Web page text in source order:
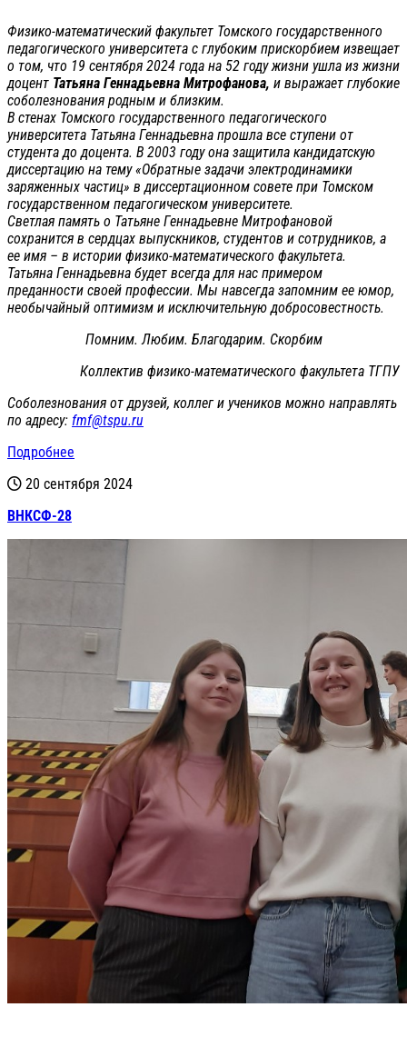
Физико-математический факультет Томского государственного
педагогического университета с глубоким прискорбием извещает
о том, что 19 сентября 2024 года на 52 году жизни ушла из жизни
доцент Татьяна Геннадьевна Митрофанова, и выражает глубокие
соболезнования родным и близким.
В стенах Томского государственного педагогического
университета Татьяна Геннадьевна прошла все ступени от
студента до доцента. В 2003 году она защитила кандидатскую
диссертацию на тему «Обратные задачи электродинамики
заряженных частиц» в диссертационном совете при Томском
государственном педагогическом университете.
Светлая память о Татьяне Геннадьевне Митрофановой
сохранится в сердцах выпускников, студентов и сотрудников, а
ее имя – в истории физико-математического факультета.
Татьяна Геннадьевна будет всегда для нас примером
преданности своей профессии. Мы навсегда запомним ее юмор,
необычайный оптимизм и исключительную добросовестность.
Помним. Любим. Благодарим. Скорбим
Коллектив физико-математического факультета ТГПУ
Соболезнования от друзей, коллег и учеников можно направлять
по адресу: fmf@tspu.ru
Подробнее
20 сентября 2024
ВНКСФ-28